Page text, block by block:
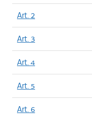
Art. 2
Art. 3
Art. 4
Art. 5
Art. 6